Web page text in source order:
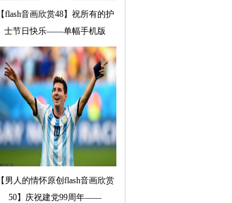
【flash音画欣赏48】祝所有的护
士节日快乐——单幅手机版
【男人的情怀原创flash音画欣赏
50】庆祝建党99周年——